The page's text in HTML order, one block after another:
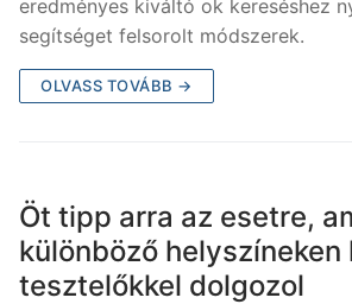
eredményes kiváltó ok kereséshez
segítséget felsorolt módszerek.
OLVASS TOVÁBB →
Öt tipp arra az esetre,
különböző helyszíneken
tesztelőkkel dolgozol